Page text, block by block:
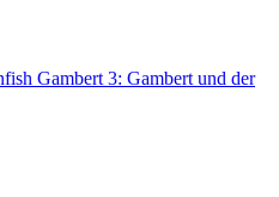
Gambert 3: Gambert und der